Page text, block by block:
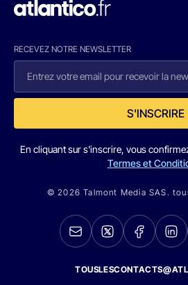
RECEVEZ NOTRE NEWSLETTER
S'INSCRIRE
En cliquant sur s'inscrire, vous
Termes et
© 2026 Talmont Media SAS.